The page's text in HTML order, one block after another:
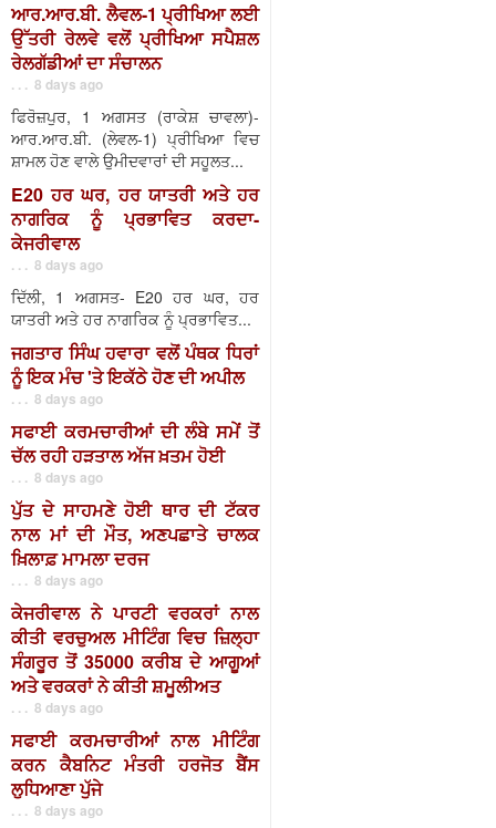
ਆਰ.ਆਰ.ਬੀ. ਲੈਵਲ-1 ਪ੍ਰੀਖਿਆ ਲਈ
ਉੱਤਰੀ ਰੇਲਵੇ ਵਲੋਂ ਪ੍ਰੀਖਿਆ ਸਪੈਸ਼ਲ
ਰੇਲਗੱਡੀਆਂ ਦਾ ਸੰਚਾਲਨ
. . . 8 days ago
ਫਿਰੋਜ਼ਪੁਰ, 1 ਅਗਸਤ (ਰਾਕੇਸ਼ ਚਾਵਲਾ)-
ਆਰ.ਆਰ.ਬੀ. (ਲੇਵਲ-1) ਪ੍ਰੀਖਿਆ ਵਿਚ
ਸ਼ਾਮਲ ਹੋਣ ਵਾਲੇ ਉਮੀਦਵਾਰਾਂ ਦੀ ਸਹੂਲਤ...
E20 ਹਰ ਘਰ, ਹਰ ਯਾਤਰੀ ਅਤੇ ਹਰ
ਨਾਗਰਿਕ ਨੂੰ ਪ੍ਰਭਾਵਿਤ ਕਰਦਾ-
ਕੇਜਰੀਵਾਲ
. . . 8 days ago
ਦਿੱਲੀ, 1 ਅਗਸਤ- E20 ਹਰ ਘਰ, ਹਰ
ਯਾਤਰੀ ਅਤੇ ਹਰ ਨਾਗਰਿਕ ਨੂੰ ਪ੍ਰਭਾਵਿਤ...
ਜਗਤਾਰ ਸਿੰਘ ਹਵਾਰਾ ਵਲੋਂ ਪੰਥਕ ਧਿਰਾਂ
ਨੂੰ ਇਕ ਮੰਚ 'ਤੇ ਇਕੱਠੇ ਹੋਣ ਦੀ ਅਪੀਲ
. . . 8 days ago
ਸਫਾਈ ਕਰਮਚਾਰੀਆਂ ਦੀ ਲੰਬੇ ਸਮੇਂ ਤੋਂ
ਚੱਲ ਰਹੀ ਹੜਤਾਲ ਅੱਜ ਖ਼ਤਮ ਹੋਈ
. . . 8 days ago
ਪੁੱਤ ਦੇ ਸਾਹਮਣੇ ਹੋਈ ਥਾਰ ਦੀ ਟੱਕਰ
ਨਾਲ ਮਾਂ ਦੀ ਮੌਤ, ਅਣਪਛਾਤੇ ਚਾਲਕ
ਖ਼ਿਲਾਫ਼ ਮਾਮਲਾ ਦਰਜ
. . . 8 days ago
ਕੇਜਰੀਵਾਲ ਨੇ ਪਾਰਟੀ ਵਰਕਰਾਂ ਨਾਲ
ਕੀਤੀ ਵਰਚੁਅਲ ਮੀਟਿੰਗ ਵਿਚ ਜ਼ਿਲ੍ਹਾ
ਸੰਗਰੂਰ ਤੋਂ 35000 ਕਰੀਬ ਦੇ ਆਗੂਆਂ
ਅਤੇ ਵਰਕਰਾਂ ਨੇ ਕੀਤੀ ਸ਼ਮੂਲੀਅਤ
. . . 8 days ago
ਸਫਾਈ ਕਰਮਚਾਰੀਆਂ ਨਾਲ ਮੀਟਿੰਗ
ਕਰਨ ਕੈਬਨਿਟ ਮੰਤਰੀ ਹਰਜੋਤ ਬੈਂਸ
ਲੁਧਿਆਣਾ ਪੁੱਜੇ
. . . 8 days ago